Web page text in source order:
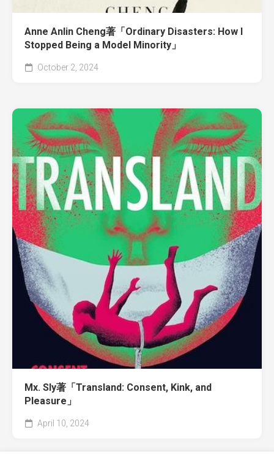
Anne Anlin Cheng著「Ordinary Disasters: How I
Stopped Being a Model Minority」
October 2, 2024
Mx. Sly著「Transland: Consent, Kink, and
Pleasure」
April 10, 2024